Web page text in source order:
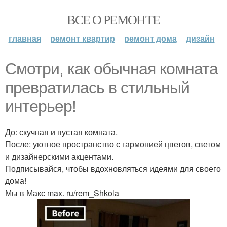
ВСЕ О РЕМОНТЕ
главная ремонт квартир ремонт дома дизайн
Смотри, как обычная комната
превратилась в стильный
интерьер!
До: скучная и пустая комната.
После: уютное пространство с гармонией цветов, светом
и дизайнерскими акцентами.
Подписывайся, чтобы вдохновляться идеями для своего
дома!
Мы в Макс max. ru/rem_Shkola